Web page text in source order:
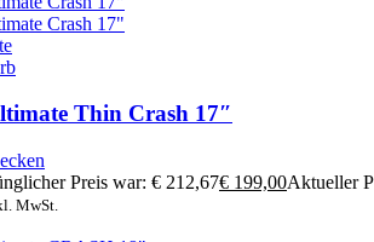
Thin Crash 17″
Preis war: € 212,67€ 199,00Aktueller
MwSt.